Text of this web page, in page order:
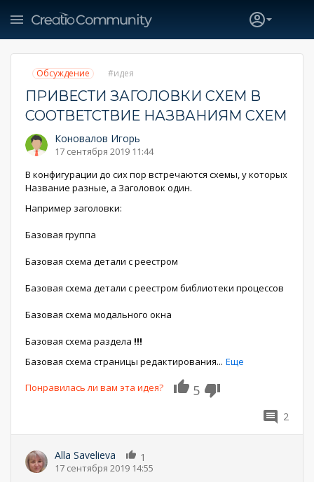
Обсуждение идея
ПРИВЕСТИ ЗАГОЛОВКИ СХЕМ В
СООТВЕТСТВИЕ НАЗВАНИЯМ СХЕМ
Коновалов Игорь
17 сентября 2019 11:44
В конфигурации до сих пор встречаются схемы, у которых
Название разные, а Заголовок один.
Например заголовки:
Базовая группа
Базовая схема детали с реестром
Базовая схема детали с реестром библиотеки процесcов
Базовая схема модального окна
Базовая схема раздела !!!
Базовая схема страницы редактирования... Еще
Понравилась ли вам эта идея? 5
2
Alla Savelieva
17 сентября 2019 14:55
1